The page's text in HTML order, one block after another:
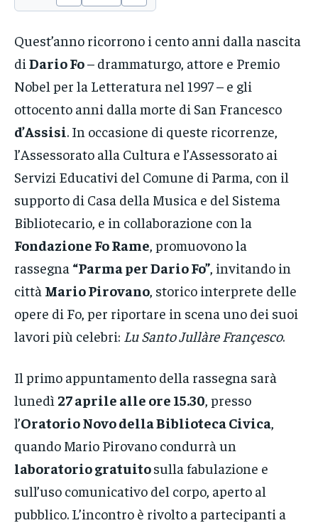
Quest’anno ricorrono i cento anni dalla nascita
di Dario Fo– drammaturgo, attore e Premio
Nobel per la Letteratura nel 1997 – e gli
ottocento anni dalla morte di San Francesco
d’Assisi. In occasione di queste ricorrenze,
l’Assessorato alla Cultura e l’Assessorato ai
Servizi Educativi del Comune di Parma, con il
supporto di Casa della Musica e del Sistema
Bibliotecario, e in collaborazione con la
Fondazione Fo Rame , promuovono la
rassegna “Parma per Dario Fo” , invitando in
città Mario Pirovano , storico interprete delle
opere di Fo, per riportare in scena uno dei suoi
lavori più celebri: Lu Santo Jullàre Françesco.
Il primo appuntamento della rassegna sarà
lunedì 27 aprile alle ore 15.30 , presso
l’Oratorio Novo della Biblioteca Civica
quando Mario Pirovano condurrà un
laboratorio gratuitosulla fabulazione e
sull’uso comunicativo del corpo, aperto al
pubblico. L’incontro è rivolto a partecipanti a